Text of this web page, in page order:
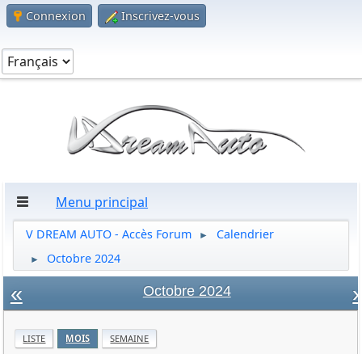
Connexion Inscrivez-vous
Menu principal
V DREAM AUTO - Accès Forum ► Calendrier
► Octobre 2024
« »
Octobre 2024
LISTE MOIS SEMAINE